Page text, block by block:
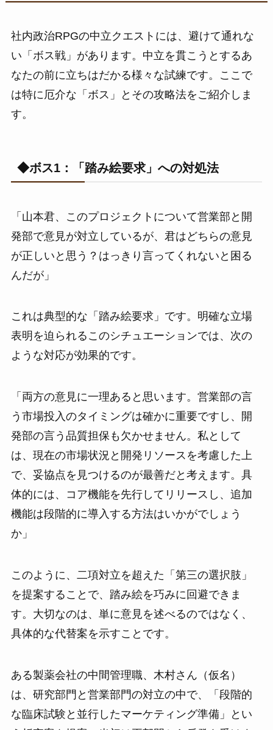
社内政治RPGの中立クエストには、避けて通れな
い「ボス戦」があります。中立を貫こうとするあ
なたの前に立ちはだかる様々な試練です。ここで
は特に厄介な「ボス」とその攻略法をご紹介しま
す。
◆ボス1：「踏み絵要求」への対処法
「山本君、このプロジェクトについて営業部と開
発部で意見が対立しているが、君はどちらの意見
が正しいと思う？はっきり言ってくれないと困る
んだが」
これは典型的な「踏み絵要求」です。明確な立場
表明を迫られるこのシチュエーションでは、次の
ような対応が効果的です。
「両方の意見に一理あると思います。営業部の言
う市場投入のタイミングは確かに重要ですし、開
発部の言う品質担保も欠かせません。私として
は、現在の市場状況と開発リソースを考慮した上
で、妥協点を見つけるのが最善だと考えます。具
体的には、コア機能を先行してリリースし、追加
機能は段階的に導入する方法はいかがでしょう
か」
このように、二項対立を超えた「第三の選択肢」
を提案することで、踏み絵を巧みに回避できま
す。大切なのは、単に意見を述べるのではなく、
具体的な代替案を示すことです。
ある製薬会社の中間管理職、木村さん（仮名）
は、研究部門と営業部門の対立の中で、「段階的
な臨床試験と並行したマーケティング準備」とい